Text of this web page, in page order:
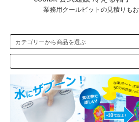
業務用クールビットの見積りも